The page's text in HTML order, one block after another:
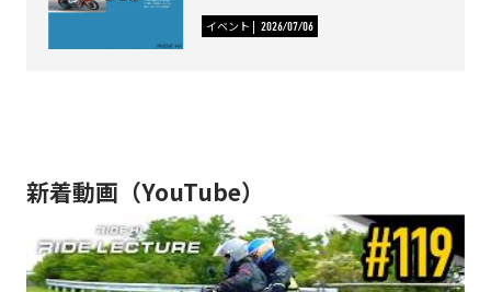
イベント 2026/07/06
新着動画（YouTube）